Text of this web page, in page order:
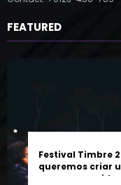
FEATURED
Festival Timbre